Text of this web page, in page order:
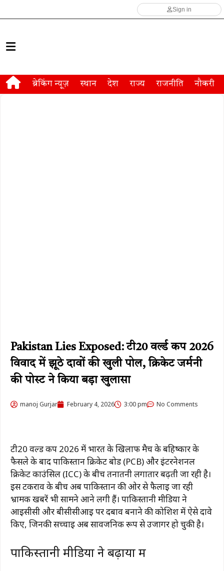
Sign in
ब्रेकिंग न्यूज़ स्थान देश राज्य राजनीति नौकरी
Pakistan Lies Exposed: टी20 वर्ल्ड कप 2026
विवाद में झूठे दावों की खुली पोल, क्रिकेट जर्मनी
की पोस्ट ने किया बड़ा खुलासा
manoj Gurjar February 4, 2026 3:00 pm No Comments
टी20 वर्ल्ड कप 2026 में भारत के खिलाफ मैच के बहिष्कार के
फैसले के बाद पाकिस्तान क्रिकेट बोर्ड (PCB) और इंटरनेशनल
क्रिकेट काउंसिल (ICC) के बीच तनातनी लगातार बढ़ती जा रही है।
इस टकराव के बीच अब पाकिस्तान की ओर से फैलाई जा रही
भ्रामक खबरें भी सामने आने लगी हैं। पाकिस्तानी मीडिया ने
आईसीसी और बीसीसीआई पर दबाव बनाने की कोशिश में ऐसे दावे
किए, जिनकी सच्चाई अब सार्वजनिक रूप से उजागर हो चुकी है।
पाकिस्तानी मीडिया ने बढ़ाया भ्रम